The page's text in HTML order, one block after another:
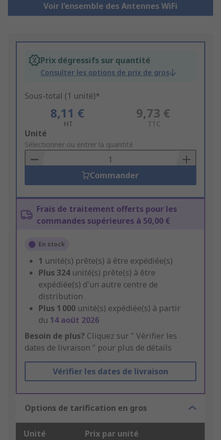
Voir l’ensemble des Antennes WiFi
Prix dégressifs sur quantité
Consulter les options de prix de gros
Sous-total (1 unité)*
8,11 €
HT
9,73 €
TTC
Add
to
Basket
Unité
Sélectionner ou entrer la quantité
Commander
Frais de traitement offerts pour les
commandes supérieures à 50,00 €
En stock
1 unité(s) prête(s) à être expédiée(s)
Plus 324 unité(s) prête(s) à être
expédiée(s) d'un autre centre de
distribution
Plus 1 000 unité(s) expédiée(s) à partir
du 14 août 2026
Besoin de plus? Cliquez sur " Vérifier les
dates de livraison " pour plus de détails
Vérifier les dates de livraison
Options de tarification en gros
Unité Prix par unité